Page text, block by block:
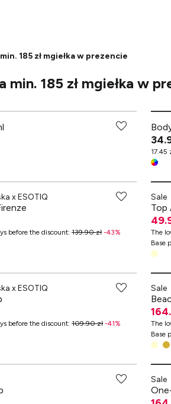
185 zł mgiełka w prezencie
min. 185 zł mgiełka w
17.45
x ESOTIQ
before the discount: 139.90 zł -43%
Sale
Top
The
Base
x ESOTIQ
before the discount: 109.90 zł -41%
Sale
The
Base
Sale